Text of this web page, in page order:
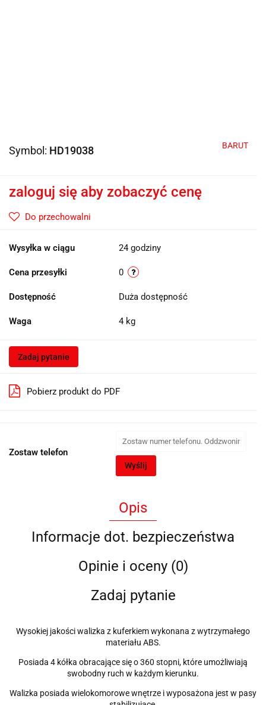
Symbol: HD19038 BARUT
zaloguj się aby zobaczyć cenę
Do przechowalni
Wysyłka w ciągu 24 godziny
Cena przesyłki 0
Dostępność Duża dostępność
Waga 4 kg
Zadaj pytanie
Pobierz produkt do PDF
Zostaw telefon
Wyślij
Opis
Informacje dot. bezpieczeństwa
Opinie i oceny (0)
Zadaj pytanie
Wysokiej jakości walizka z kuferkiem wykonana z wytrzymałego
materiału ABS.
Posiada 4 kółka obracające się o 360 stopni, które umożliwiają
swobodny ruch w każdym kierunku.
Walizka posiada wielokomorowe wnętrze i wyposażona jest w pasy